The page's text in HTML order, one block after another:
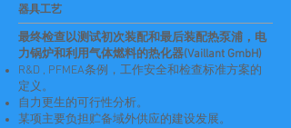
器具工艺
最终检查以测试初次装配和最后装配热泵浦，电
力锅炉和利用气体燃料的热化器(Vaillant GmbH)
R&D , PFMEA条例，工作安全和检查标准方案的
定义。
自力更生的可行性分析。
某项主要负担贮备域外供应的建设发展。